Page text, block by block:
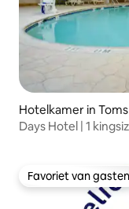
Hotelkamer in
Days Hotel | 1
Favoriet van gasten
Favoriet van gasten